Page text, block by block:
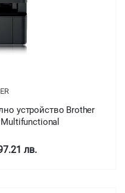
устройство Brother
Multifunctional
лв.